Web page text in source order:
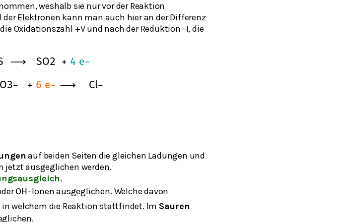
weshalb sie nur vor der Reaktion
Elektronen kann man auch hier an der Differenz
Oxidationszahl +V und nach der Reduktion -I, die
⟶ SO2 + 4 e−
3− + 6 e− ⟶ Cl−
auf beiden Seiten die gleichen Ladungen und
jetzt ausgeglichen werden.
.
OH −Ionen ausgeglichen. Welche davon
welchem die Reaktion stattfindet. Im Sauren